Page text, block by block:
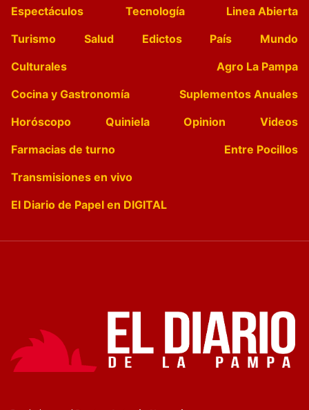
Espectáculos
Tecnología
Linea Abierta
Turismo
Salud Edictos País
Mundo
Culturales
Agro La Pampa
Cocina y Gastronomía
Suplementos Anuales
Horóscopo
Quiniela Opinion
Videos
Farmacias de turno
Entre Pocillos
Transmisiones en vivo
El Diario de Papel en DIGITAL